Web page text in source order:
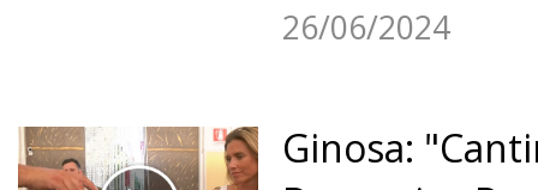
26/06/2024
Ginosa:
20 21